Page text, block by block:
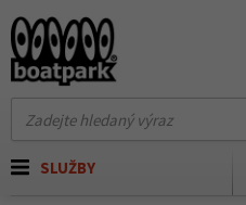
SLUŽBY